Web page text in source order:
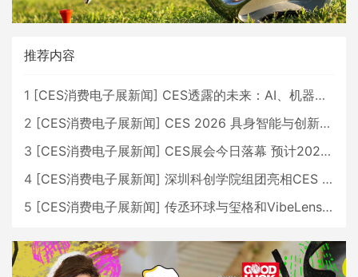
推荐内容
1 [CES消费电子展新闻] CES透露的未来：AI、机器人与智能生活大爆发
2 [CES消费电子展新闻] CES 2026 具身智能与创新领域 中国公司大放异彩
3 [CES消费电子展新闻] CES展会今日落幕 预计2026行业收入将超五千亿美元
4 [CES消费电子展新闻] 深圳科创学院组团亮相CES 广受好评
5 [CES消费电子展新闻] 传丞环球与玺格和VibeLens共同推出全新耳机